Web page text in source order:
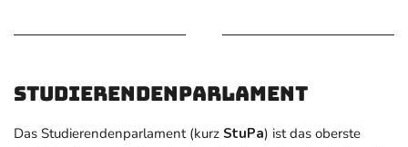
Studierendenparlament
Das Studierendenparlament (kurz StuPa) ist das oberste